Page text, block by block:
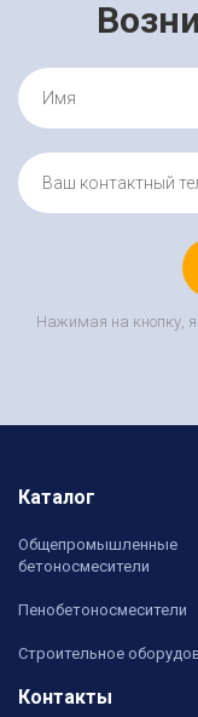
Нажимая на кнопку, я
Каталог
Общепромышленные
бетоносмесители
Пенобетоносмесители
Строительное
Контакты